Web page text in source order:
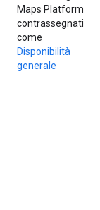
Maps Platform
contrassegnati
come
Disponibilità
generale